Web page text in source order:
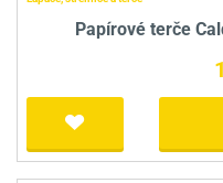
Papírové terče